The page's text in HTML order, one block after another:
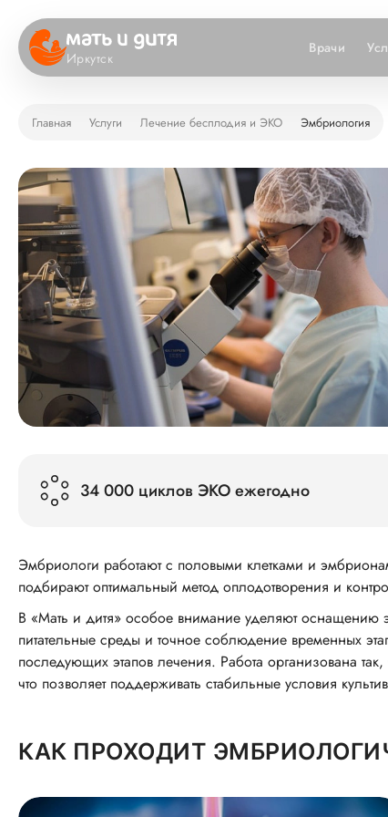
Иркутск
Врачи
Главная Услуги Лечение бесплодия и ЭКО Эмбриология
34 000 циклов ЭКО ежегодно
Эмбриологи работают с половыми клетками и
подбирают оптимальный метод оплодотворения и
В «Мать и дитя» особое внимание уделяют оснащению
питательные среды и точное соблюдение временных
последующих этапов лечения. Работа организована
что позволяет поддерживать стабильные условия
КАК ПРОХОДИТ